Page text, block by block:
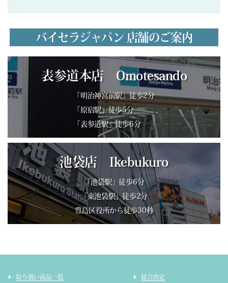
バイセラジャパン 店舗のご案内
表参道本店 Omotesando
「明治神宮前駅」徒歩2分
「原宿駅」徒歩5分
「表参道駅」徒歩6分
池袋店 Ikebukuro
「池袋駅」徒歩6分
「東池袋駅」徒歩2分
豊島区役所から徒歩30秒
取り扱い商品一覧 総合査定